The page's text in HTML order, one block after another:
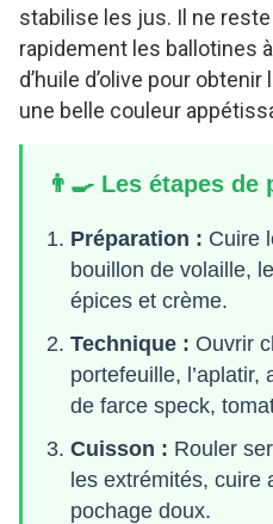
stabilise les jus. Il ne reste
rapidement les ballotines
d’huile d’olive pour
une belle couleur
👨‍🍳 Les étapes de
Préparation : Cuire
bouillon de volaille,
épices et crème.
Technique : Ouvrir
portefeuille,
de farce speck,
Cuisson : Rouler
les extrémités, cuire
pochage doux.